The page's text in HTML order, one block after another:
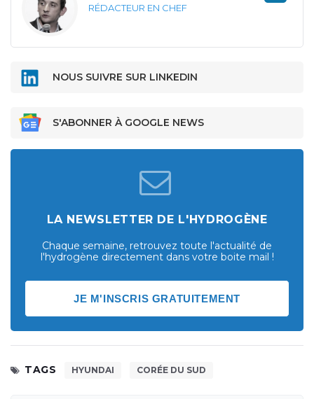
RÉDACTEUR EN CHEF
NOUS SUIVRE SUR LINKEDIN
S'ABONNER À GOOGLE NEWS
LA NEWSLETTER DE L'HYDROGÈNE
Chaque semaine, retrouvez toute l'actualité de
l'hydrogène directement dans votre boite mail !
JE M'INSCRIS GRATUITEMENT
TAGS HYUNDAI CORÉE DU SUD